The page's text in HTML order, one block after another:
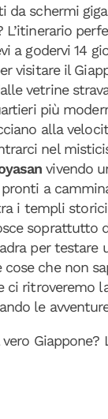
da schermi
a godervi 14
visitare il
vetrine
più
alla
nel
vivendo
a
i templi
soprattutto
per testare
cose che non
ci ritroveremo
le
Giappone?